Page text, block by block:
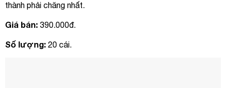
thành phải chăng nhất.
Giá bán: 390.000đ.
Số lượng: 20 cái.